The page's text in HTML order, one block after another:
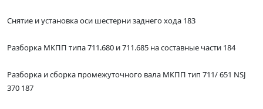
Снятие и установка оси шестерни заднего хода 183
Разборка МКПП типа 711.680 и 711.685 на составные части 184
Разборка и сборка промежуточного вала МКПП тип 711/ 651 NSJ
370 187